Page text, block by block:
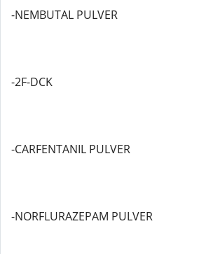
-NEMBUTAL PULVER
-2F-DCK
-CARFENTANIL PULVER
-NORFLURAZEPAM PULVER